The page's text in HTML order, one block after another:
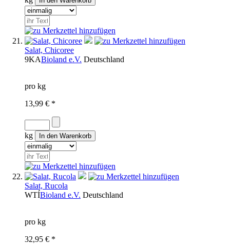
Salat, Chicoree
9KABioland e.V. Deutschland
pro kg
13,99 € *
kg
Salat, Rucola
WTÍBioland e.V. Deutschland
pro kg
32,95 € *